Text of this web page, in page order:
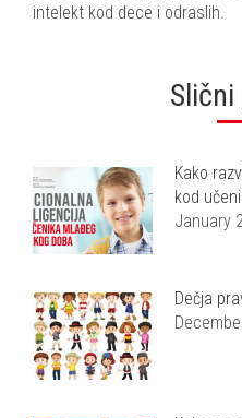
intelekt kod dece i odraslih.
Kako
kod
January
Dečja